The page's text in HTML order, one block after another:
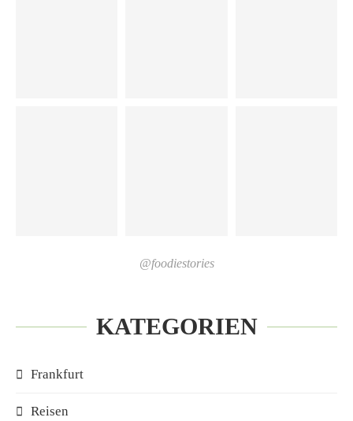
@foodiestories
KATEGORIEN
Frankfurt
Reisen